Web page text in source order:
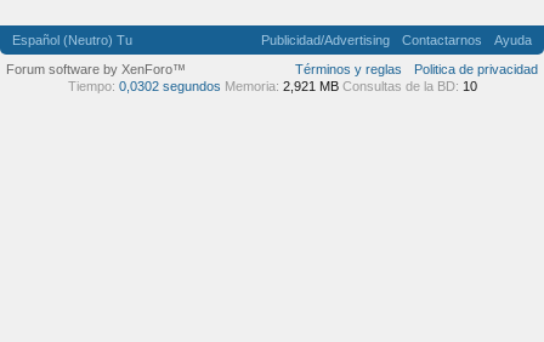
Español (Neutro) Tu Publicidad/Advertising Contactarnos
Ayuda
Términos y reglas
Politica de privacidad
Forum software by XenForo™
Tiempo: 0,0302 segundos Memoria: 2,921 MB Consultas de la BD: 10